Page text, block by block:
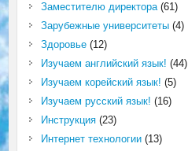
Заместителю директора(61)
Зарубежные университеты(4)
Здоровье(12)
Изучаем английский язык! (44)
Изучаем корейский язык! (5)
Изучаем русский язык! (16)
Инструкция(23)
Интернет технологии(13)